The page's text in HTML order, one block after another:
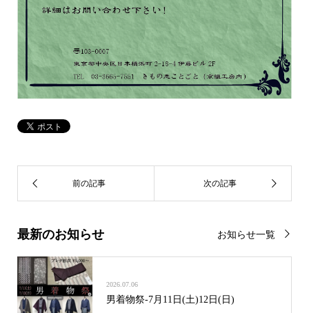
最新のお知らせ お知らせ一覧
2026.07.06
男着物祭-7月11日(土)12日(日)